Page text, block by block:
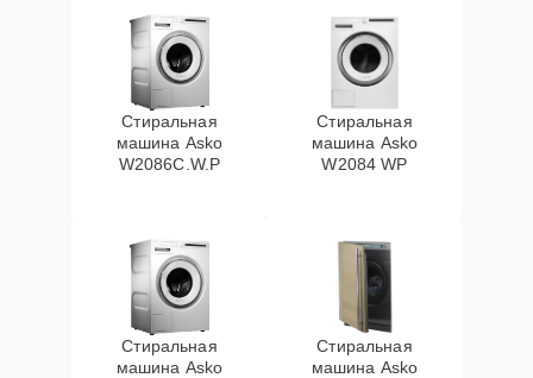
Стиральная
машина Asko
W2086C.W.P
Стиральная
машина Asko
W2084 WP
Стиральная
машина Asko
Стиральная
машина Asko